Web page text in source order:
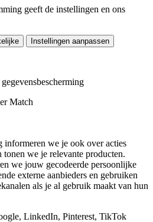
geeft de instellingen en ons
Instellingen aanpassen
Match
informeren we je ook over acties
tonen we je relevante producten.
we jouw gecodeerde persoonlijke
externe aanbieders en gebruiken
als je al gebruik maakt van hun
LinkedIn, Pinterest, TikTok